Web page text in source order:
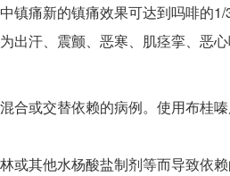
镇痛新的镇痛效果可达到吗啡的
出汗、震颤、恶寒、肌痉挛、恶
或交替依赖的病例。使用布桂嗪
其他水杨酸盐制剂等而导致依赖